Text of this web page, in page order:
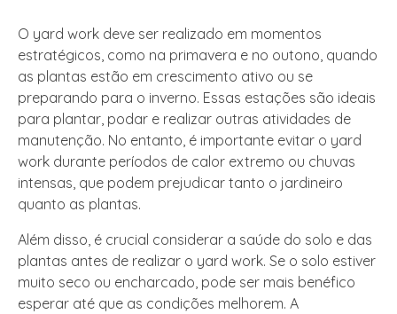
O yard work deve ser realizado em momentos
estratégicos, como na primavera e no outono, quando
as plantas estão em crescimento ativo ou se
preparando para o inverno. Essas estações são ideais
para plantar, podar e realizar outras atividades de
manutenção. No entanto, é importante evitar o yard
work durante períodos de calor extremo ou chuvas
intensas, que podem prejudicar tanto o jardineiro
quanto as plantas.
Além disso, é crucial considerar a saúde do solo e das
plantas antes de realizar o yard work. Se o solo estiver
muito seco ou encharcado, pode ser mais benéfico
esperar até que as condições melhorem. A